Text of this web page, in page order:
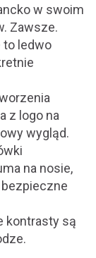
w swoim
Zawsze.
to ledwo
z logo na
wygląd.
na nosie,
​​kontrasty są